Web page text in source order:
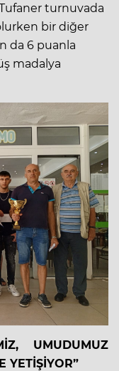
turnuvada
bir diğer
da 6 puanla
madalya
UMUDUMUZ
YETİŞİYOR”